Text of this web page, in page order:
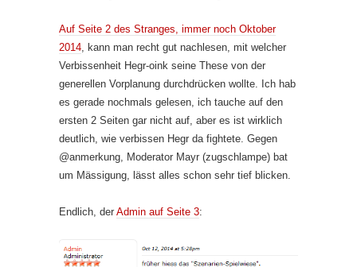
Auf Seite 2 des Stranges, immer noch Oktober
2014, kann man recht gut nachlesen, mit welcher
Verbissenheit Hegr-oink seine These von der
generellen Vorplanung durchdrücken wollte. Ich hab
es gerade nochmals gelesen, ich tauche auf den
ersten 2 Seiten gar nicht auf, aber es ist wirklich
deutlich, wie verbissen Hegr da fightete. Gegen
@anmerkung, Moderator Mayr (zugschlampe) bat
um Mässigung, lässt alles schon sehr tief blicken.
Endlich, der Admin auf Seite 3: